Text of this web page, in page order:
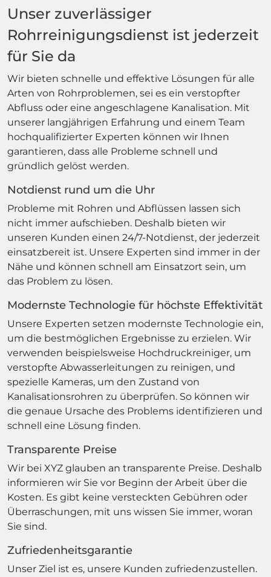
Unser zuverlässiger
Rohrreinigungsdienst ist jederzeit
für Sie da
Wir bieten schnelle und effektive Lösungen für alle
Arten von Rohrproblemen, sei es ein verstopfter
Abfluss oder eine angeschlagene Kanalisation. Mit
unserer langjährigen Erfahrung und einem Team
hochqualifizierter Experten können wir Ihnen
garantieren, dass alle Probleme schnell und
gründlich gelöst werden.
Notdienst rund um die Uhr
Probleme mit Rohren und Abflüssen lassen sich
nicht immer aufschieben. Deshalb bieten wir
unseren Kunden einen 24/7-Notdienst, der jederzeit
einsatzbereit ist. Unsere Experten sind immer in der
Nähe und können schnell am Einsatzort sein, um
das Problem zu lösen.
Modernste Technologie für höchste Effektivität
Unsere Experten setzen modernste Technologie ein,
um die bestmöglichen Ergebnisse zu erzielen. Wir
verwenden beispielsweise Hochdruckreiniger, um
verstopfte Abwasserleitungen zu reinigen, und
spezielle Kameras, um den Zustand von
Kanalisationsrohren zu überprüfen. So können wir
die genaue Ursache des Problems identifizieren und
schnell eine Lösung finden.
Transparente Preise
Wir bei XYZ glauben an transparente Preise. Deshalb
informieren wir Sie vor Beginn der Arbeit über die
Kosten. Es gibt keine versteckten Gebühren oder
Überraschungen, mit uns wissen Sie immer, woran
Sie sind.
Zufriedenheitsgarantie
Unser Ziel ist es, unsere Kunden zufriedenzustellen.